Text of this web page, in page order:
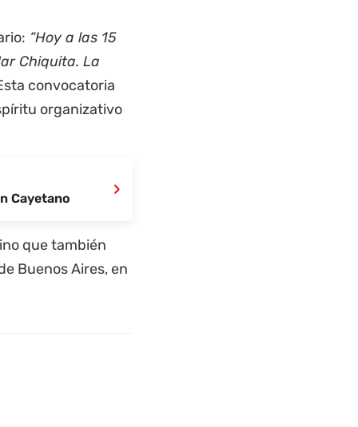
“Hoy a las 15
Chiquita. La
convocatoria
organizativo
Cayetano ›
que también
Buenos Aires, en